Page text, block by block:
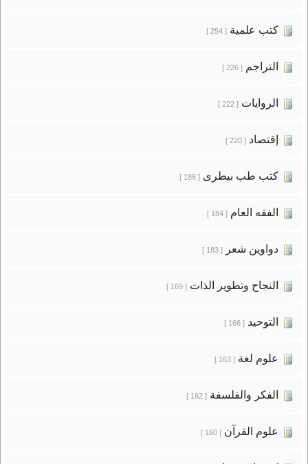
كتب علمية[ 254 ]
التراجم[ 226 ]
الروايات[ 222 ]
إقتصاد[ 220 ]
كتب طب بيطرى[ 186 ]
الفقه العام[ 184 ]
دواوين شعر[ 183 ]
النجاح وتطوير الذات[ 169 ]
التوحيد[ 166 ]
علوم لغة[ 163 ]
الفكر والفلسفة[ 162 ]
علوم القرآن[ 160 ]